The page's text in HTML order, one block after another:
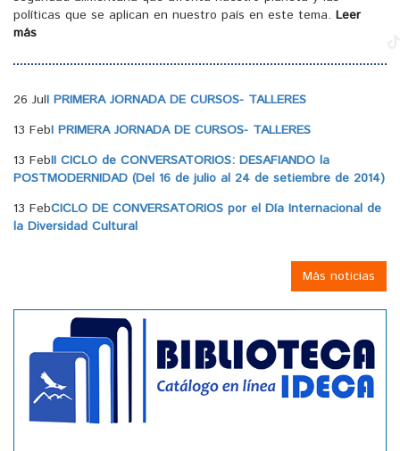
políticas que se aplican en nuestro país en este tema. Leer
más
26 JulI PRIMERA JORNADA DE CURSOS- TALLERES
13 FebI PRIMERA JORNADA DE CURSOS- TALLERES
13 FebII CICLO de CONVERSATORIOS: DESAFIANDO la
POSTMODERNIDAD (Del 16 de julio al 24 de setiembre de 2014)
13 FebCICLO DE CONVERSATORIOS por el Día Internacional de
la Diversidad Cultural
Más noticias